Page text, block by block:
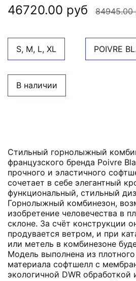
46720.00 руб
84945.00
S, M, L, XL POIVRE
В наличии
Стильный горнолыжный
французского бренда Poivre
прочного и эластичного
сочетает в себе элегантный
функциональный, стильный
Горнолыжный комбинезон,
изобретение человечества в
склоне. За счёт конструкции
продувается ветром, и при
или метель в комбинезоне
Модель выполнена из
материала софтшелл с
экологичной DWR обработкой